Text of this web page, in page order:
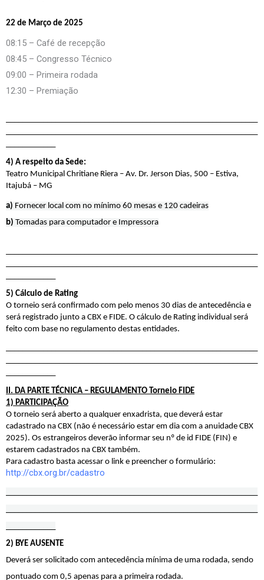
22 de Março de 2025
08:15 – Café de recepção
08:45 – Congresso Técnico
09:00 – Primeira rodada
12:30 – Premiação
4) A respeito da Sede:
Teatro Municipal Chritiane Riera – Av. Dr. Jerson Dias, 500 – Estiva,
Itajubá – MG
a) Fornecer local com no mínimo 60 mesas e 120 cadeiras
b) Tomadas para computador e Impressora
5) Cálculo de Rating
O torneio será confirmado com pelo menos 30 dias de antecedência e
será registrado junto a CBX e FIDE. O cálculo de Rating individual será
feito com base no regulamento destas entidades.
II. DA PARTE TÉCNICA – REGULAMENTO Torneio FIDE
1) PARTICIPAÇÃO
O torneio será aberto a qualquer enxadrista, que deverá estar
cadastrado na CBX (não é necessário estar em dia com a anuidade CBX
2025). Os estrangeiros deverão informar seu nº de id FIDE (FIN) e
estarem cadastrados na CBX também.
http://cbx.org.br/cadastro
2) BYE AUSENTE
Deverá ser solicitado com antecedência mínima de uma rodada, sendo
pontuado com 0,5 apenas para a primeira rodada.